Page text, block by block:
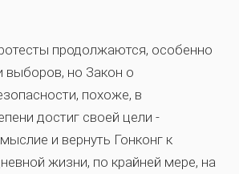
продолжаются, особенно
выборов, но Закон о
похоже, в
достиг своей цели -
и вернуть Гонконг к
жизни, по крайней мере, на